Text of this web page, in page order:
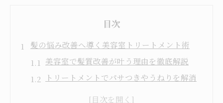
目次
髪の悩み改善へ導く美容室トリートメント術
美容室で髪質改善が叶う理由を徹底解説
トリートメントでパサつきやうねりを解消